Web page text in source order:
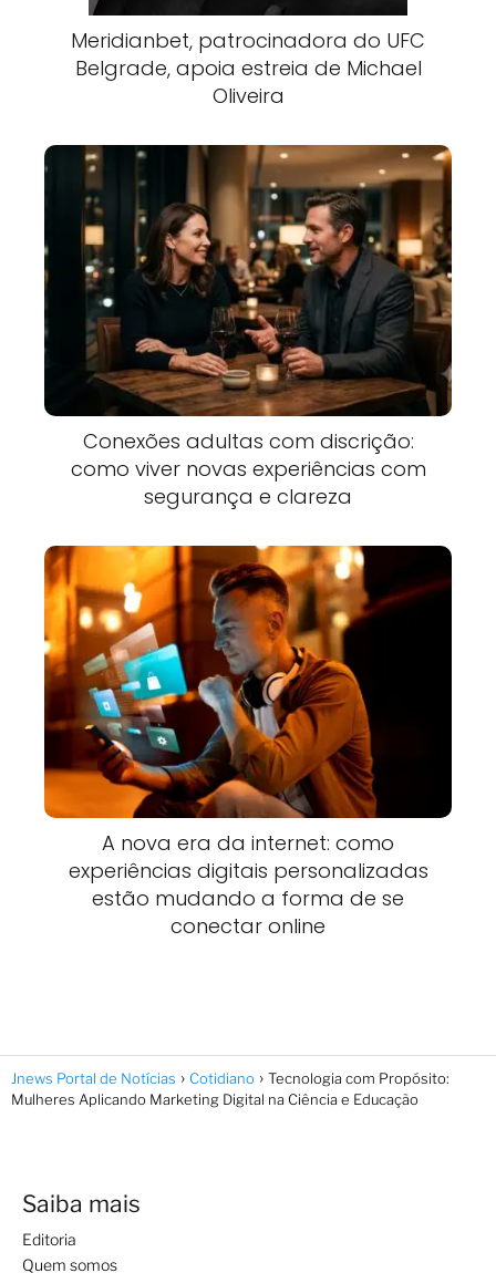
Meridianbet, patrocinadora do UFC
Belgrade, apoia estreia de Michael
Oliveira
Conexões adultas com discrição:
como viver novas experiências com
segurança e clareza
A nova era da internet: como
experiências digitais personalizadas
estão mudando a forma de se
conectar online
Jnews Portal de Notícias Cotidiano
Tecnologia com Propósito:
Mulheres Aplicando Marketing Digital na Ciência e Educação
Saiba mais
Editoria
Quem somos